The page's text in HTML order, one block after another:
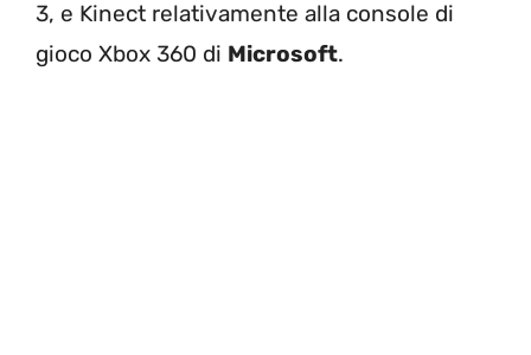
3, e Kinect relativamente alla console di
gioco Xbox 360 di Microsoft.